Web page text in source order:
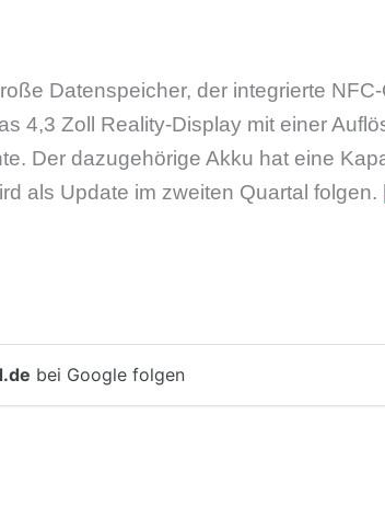
Datenspeicher, der integrierte
4,3 Zoll Reality-Display mit einer
Der dazugehörige Akku hat eine
als Update im zweiten Quartal folgen.
bei Google folgen